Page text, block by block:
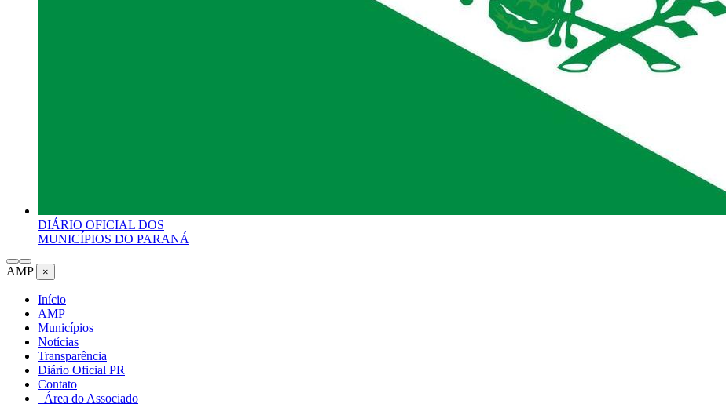
DIÁRIO OFICIAL DOS
MUNICÍPIOS DO PARANÁ
AMP ×
Início
AMP
Municípios
Notícias
Transparência
Diário Oficial PR
Contato
Área do Associado